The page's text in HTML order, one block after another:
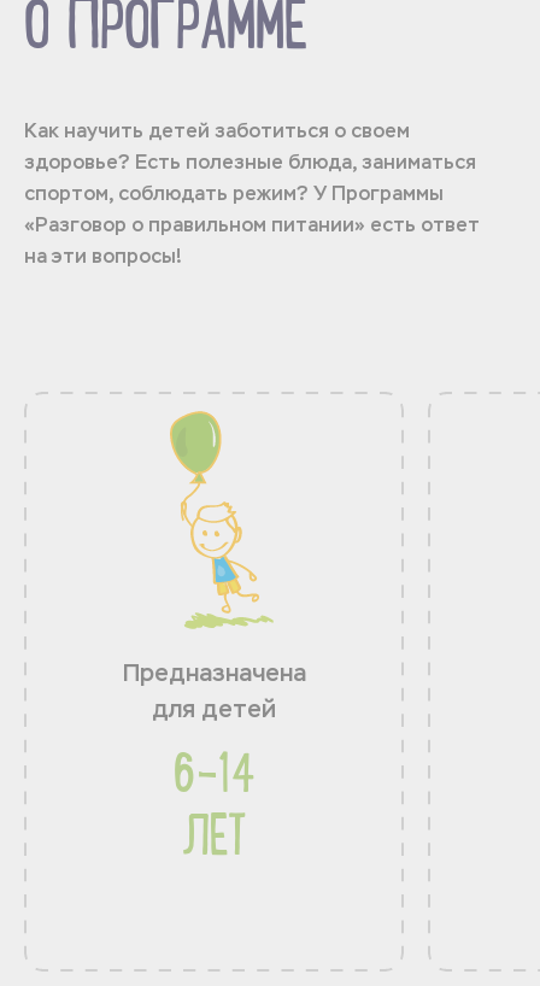
О ПРОГРАММЕ
Как научить детей заботиться о своем
здоровье? Есть полезные блюда, заниматься
спортом, соблюдать режим? У Программы
«Разговор о правильном питании» есть ответ
на эти вопросы!
Предназначена
для детей
6-14
ЛЕТ